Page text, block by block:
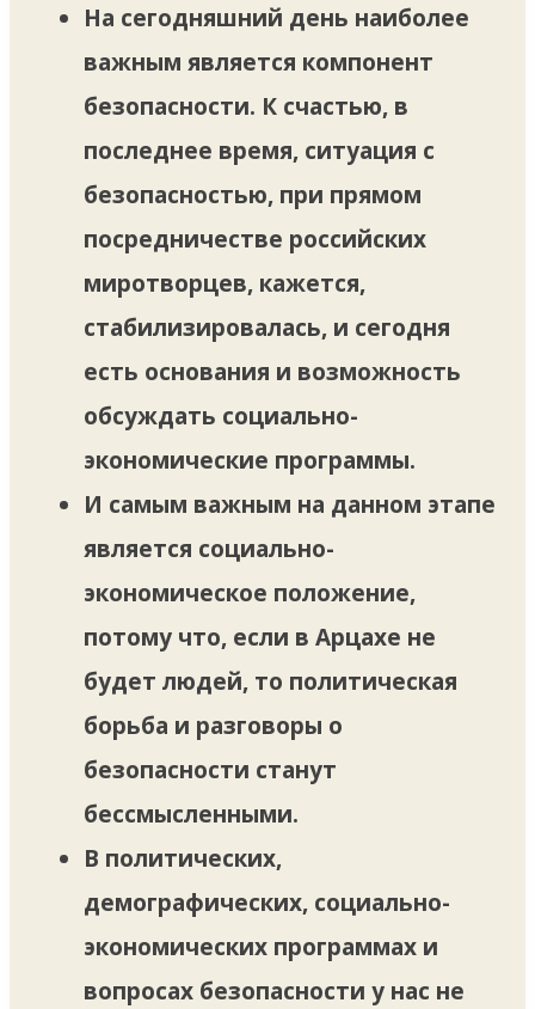
На сегодняшний день наиболее
важным является компонент
безопасности. К счастью, в
последнее время, ситуация с
безопасностью, при прямом
посредничестве российских
миротворцев, кажется,
стабилизировалась, и сегодня
есть основания и возможность
обсуждать социально-
экономические программы.
И самым важным на данном этапе
является социально-
экономическое положение,
потому что, если в Арцахе не
будет людей, то политическая
борьба и разговоры о
безопасности станут
бессмысленными.
В политических,
демографических, социально-
экономических программах и
вопросах безопасности у нас не